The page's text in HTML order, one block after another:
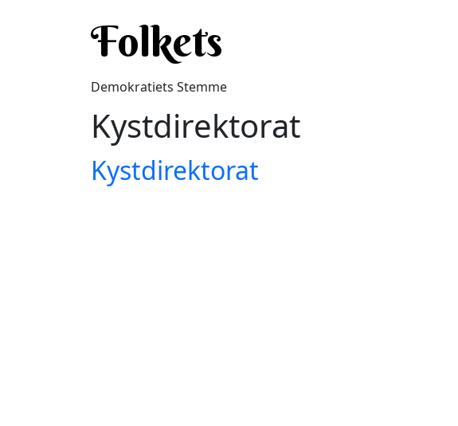
Folkets
Demokratiets Stemme
Kystdirektorat
Kystdirektorat